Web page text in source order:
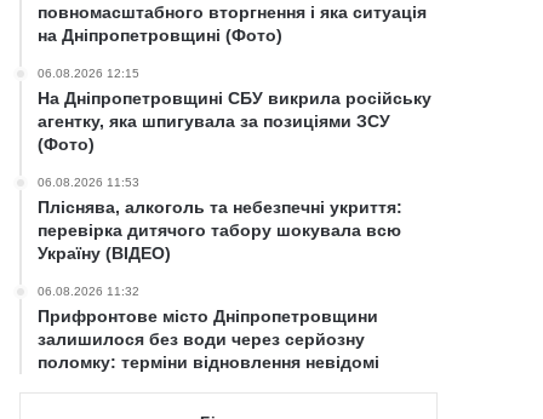
повномасштабного вторгнення і яка ситуація
на Дніпропетровщині (Фото)
06.08.2026 12:15
На Дніпропетровщині СБУ викрила російську
агентку, яка шпигувала за позиціями ЗСУ
(Фото)
06.08.2026 11:53
Пліснява, алкоголь та небезпечні укриття:
перевірка дитячого табору шокувала всю
Україну (ВІДЕО)
06.08.2026 11:32
Прифронтове місто Дніпропетровщини
залишилося без води через серйозну
поломку: терміни відновлення невідомі